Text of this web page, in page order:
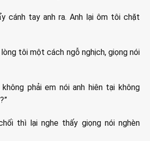
cánh tay anh ra. Anh lại ôm tôi chặt
tôi một cách ngỗ nghịch, giọng nói
phải em nói anh hiên tại không
thì lại nghe thấy giọng nói nghèn